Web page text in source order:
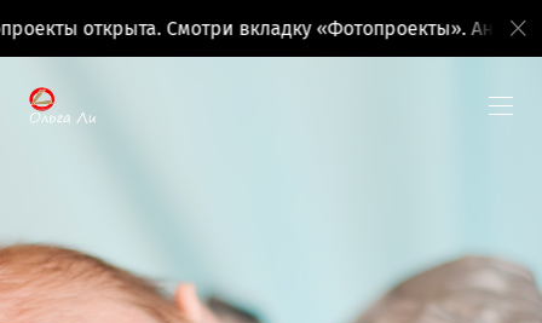
открыта. Смотри вкладку «Фотопроекты». Анонсы